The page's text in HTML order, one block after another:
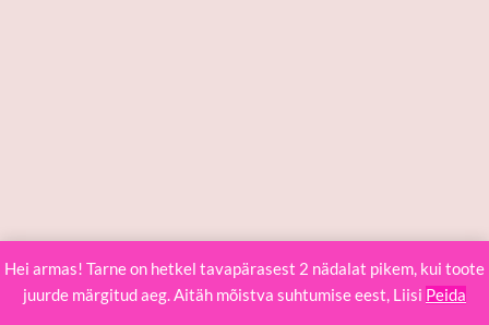
Hei armas! Tarne on hetkel tavapärasest 2 nädalat pikem, kui toote
juurde märgitud aeg. Aitäh mõistva suhtumise eest, Liisi Peida